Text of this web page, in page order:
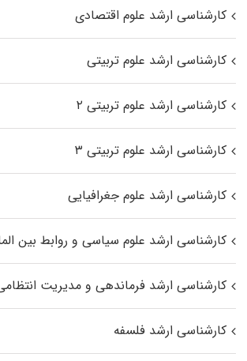
کارشناسی ارشد علوم اقتصادی
کارشناسی ارشد علوم تربیتی
کارشناسی ارشد علوم تربیتی ۲
کارشناسی ارشد علوم تربیتی ۳
کارشناسی ارشد علوم جغرافیایی
کارشناسی ارشد علوم سیاسی و روابط بین
کارشناسی ارشد فرماندهی و مدیریت
کارشناسی ارشد فلسفه